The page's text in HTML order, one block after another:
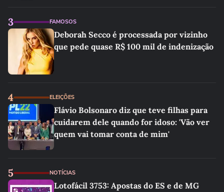
3 FAMOSOS
Deborah Secco é processada por vizinho
que pede quase R$ 100 mil de indenização
4 ELEIÇÕES
Flávio Bolsonaro diz que teve filhas para
cuidarem dele quando for idoso: 'Vão ver
quem vai tomar conta de mim'
5 NOTÍCIAS
Lotofácil 3753: Apostas do ES e de MG